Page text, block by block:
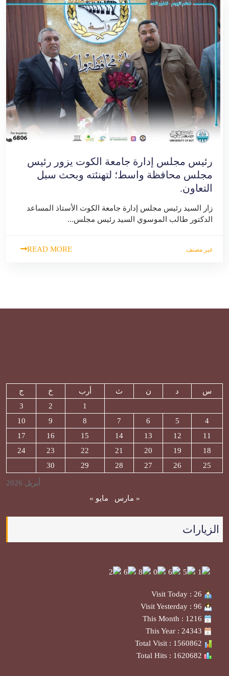
رئيس مجلس إدارة جامعة الكوت يزور رئيس
مجلس محافظة واسط؛ لتهنئته وبحث سبل
التعاون.
زار السيد رئيس مجلس إدارة جامعة الكوت الأستاذ المساعد
الدكتور طالب الموسوي السيد رئيس مجلس...
غير مصنف READ MORE
أبريل 2026
س د ن ث أرب خ
ج
1
2
3
4
5
6
7
8
9
10
11
12
13
14
15
16
17
18
19
20
21
22
23
24
25
26
27
28
29
30
« مارس مايو »
الزيارات